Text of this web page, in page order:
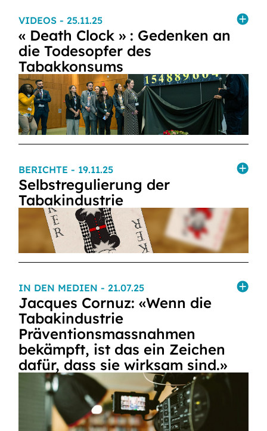
VIDEOS - 25.11.25
« Death Clock » : Gedenken an
die Todesopfer des
Tabakkonsums
BERICHTE - 19.11.25
Selbstregulierung der
Tabakindustrie
IN DEN MEDIEN - 21.07.25
Jacques Cornuz: «Wenn die
Tabakindustrie
Präventionsmassnahmen
bekämpft, ist das ein Zeichen
dafür, dass sie wirksam sind.»